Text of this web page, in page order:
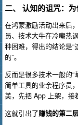
二、 认知的诅咒：
在鸿蒙激励活动出来后
员、技术大牛在冷嘲热
种困难，得出的结论是
的”。
反而是很多技术一般的
简单工具的业余程序员
美，先把 App 上架，接
这就引出了赚钱的第二